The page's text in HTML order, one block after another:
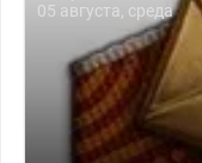
05 августа, среда